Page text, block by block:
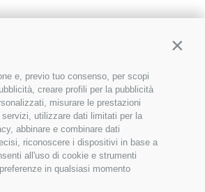
e, previo tuo consenso, per scopi
creare profili per la pubblicità
misurare le prestazioni
utilizzare dati limitati per la
abbinare e combinare dati
riconoscere i dispositivi in base a
all'uso di cookie e strumenti
in qualsiasi momento